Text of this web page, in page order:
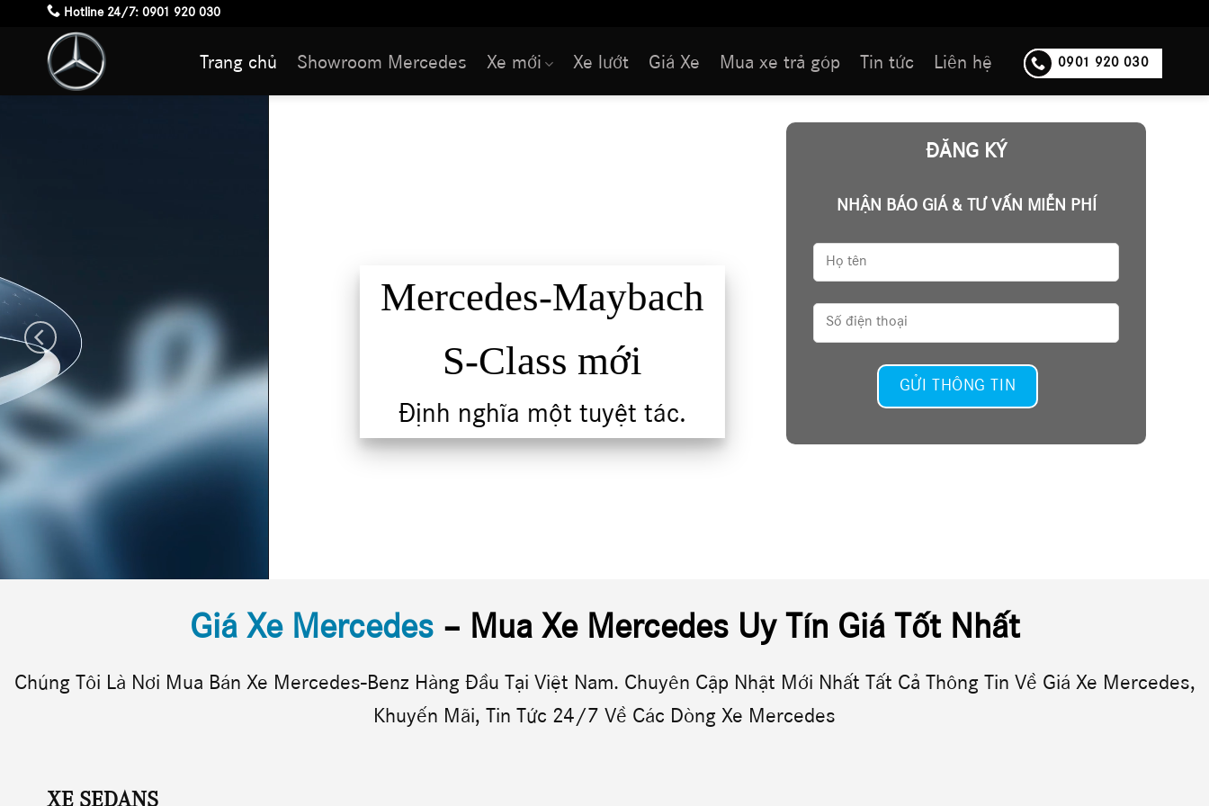
content
Hotline 24/7: 0901 920 030
Trang chủ Showroom Mercedes Xe mới Xe lướt Giá Xe Mua xe trả góp Tin tức Liên hệ 0901 920 030
ĐĂNG KÝ
NHẬN BÁO GIÁ & TƯ VẤN MIỄN PHÍ
Mercedes-Maybach
S-Class mới
Định nghĩa một tuyệt tác.
Giá Xe Mercedes – Mua Xe Mercedes Uy Tín Giá Tốt Nhất
Chúng Tôi Là Nơi Mua Bán Xe Mercedes-Benz Hàng Đầu Tại Việt Nam. Chuyên Cập Nhật Mới Nhất Tất Cả Thông Tin Về Giá Xe Mercedes,
Khuyến Mãi, Tin Tức 24/7 Về Các Dòng Xe Mercedes
XE SEDANS